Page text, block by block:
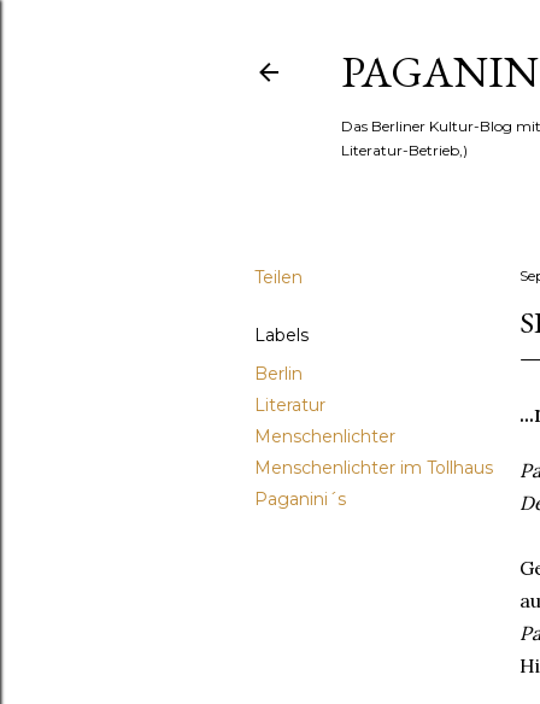
Das Berliner Kultur-Blog
Literatur-Betrieb,)
Teilen
Labels
Berlin
Literatur
Menschenlichter
Menschenlichter im Tollhaus
Paganini´s